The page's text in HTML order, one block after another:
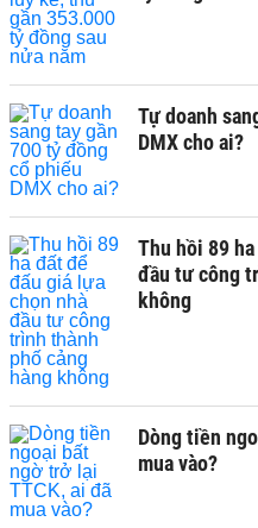
Tự doanh
DMX cho ai?
Thu hồi 89
đầu tư công
không
Dòng tiền
mua vào?